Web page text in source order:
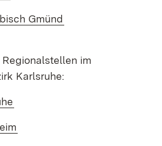
Gmünd
im
Karlsruhe: